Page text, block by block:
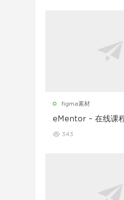
figma素材
eMentor – 在线课
343